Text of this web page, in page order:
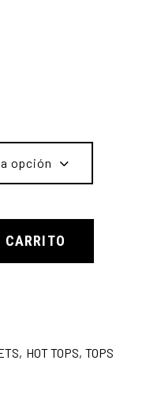
opción
, HOT TOPS,TOPS